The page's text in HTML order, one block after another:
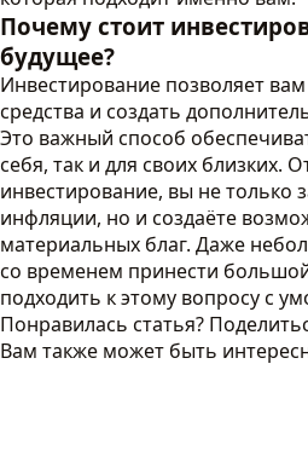
Почему стоит
будущее?
Инвестирование позволяет
средства и создать
Это важный способ
себя, так и для своих близких.
инвестирование, вы не только
инфляции, но и создаёте
материальных благ. Даже
со временем принести
подходить к этому вопросу с
Понравилась статья?
Вам также может быть